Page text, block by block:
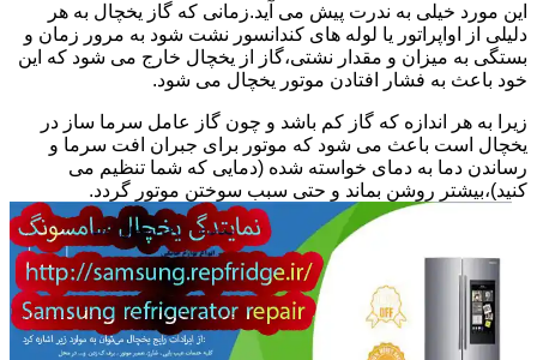
این مورد خیلی به ندرت پیش می آید.زمانی که گاز یخچال به هر
دلیلی از اواپراتور یا لوله های کندانسور نشت شود به مرور زمان و
بستگی به میزان و مقدار نشتی،گاز از یخچال خارج می شود که این
خود باعث به فشار افتادن موتور یخچال می شود.
زیرا به هر اندازه که گاز کم باشد و چون گاز عامل سرما ساز در
یخچال است باعث می شود که موتور برای جبران افت سرما و
رساندن دما به دمای خواسته شده (دمایی که شما تنظیم می
کنید)،بیشتر روشن بماند و حتی سبب سوختن موتور گردد.